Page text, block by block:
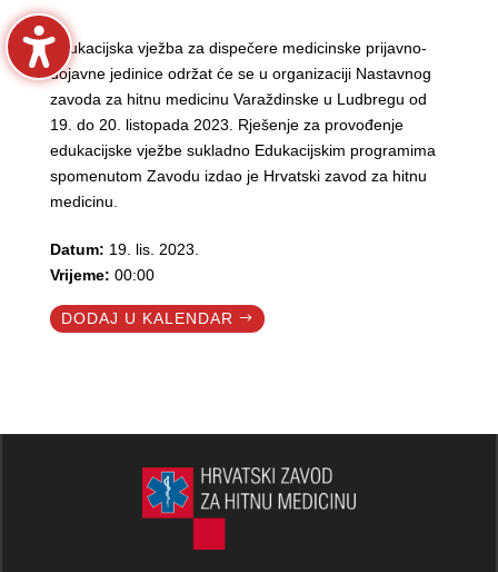
Edukacijska vježba za dispečere medicinske prijavno-
dojavne jedinice održat će se u organizaciji Nastavnog
zavoda za hitnu medicinu Varaždinske u Ludbregu od
19. do 20. listopada 2023. Rješenje za provođenje
edukacijske vježbe sukladno Edukacijskim programima
spomenutom Zavodu izdao je Hrvatski zavod za hitnu
medicinu.
Datum: 19. lis. 2023.
Vrijeme: 00:00
DODAJ U KALENDAR